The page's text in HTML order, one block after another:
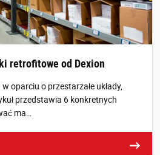
retrofitowe od Dexion
oparciu o przestarzałe układy,
przedstawia 6 konkretnych
ma…